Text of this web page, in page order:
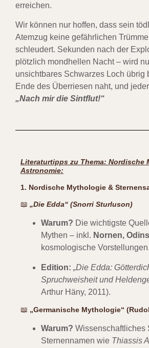
erreichen.
Wir können nur hoffen, dass sein
Atemzug keine gefährlichen
schleudert. Sekunden nach der
plötzlich mondhellen Nacht – wird
unsichtbares Schwarzes Loch übrig
Ende des Überriesen naht, und
„Nach mir die Sintflut!“
Literaturtipps zu Thema: Nordische
Astronomie:
1. Nordische Mythologie &
📖 „Die Edda“ (Snorri Sturluson)
Warum? Die wichtigste
Mythen – inkl. Nornen,
kosmologische Vorstellungen.
Edition: „Die Edda:
Spruchweisheit und
Arthur Häny, 2011).
📖 „Germanische Mythologie“
Warum? Wissenschaftliches
Sternennamen wie Thiassis